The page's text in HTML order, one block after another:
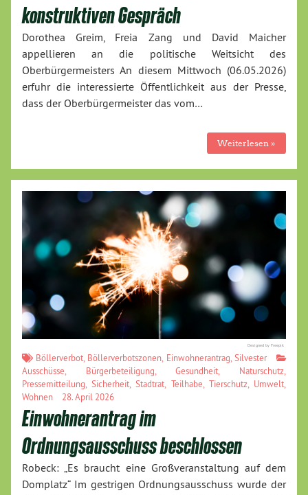
konstruktiven Gespräch
Dorothea Greim, Freia Zang und David Maicher
appellieren an die politische Weitsicht des
Oberbürgermeisters An diesem Mittwoch (06.05.2026)
erfuhr die interessierte Öffentlichkeit aus der Presse,
dass der Oberbürgermeister das vom…
Weiterlesen »
Designed by Freepik
Böllerverbot Böllerverbotszonen Einwohnerantrag Silvester
Ausschüsse
Bürgerbeteiligung ,Gesundheit Naturschutz
Pressemitteilung ,Sicherheit ,Stadtrat Teilhabe Tierschutz, Umwelt
Wohnen
28. April 2026
Einwohnerantrag im
Ordnungsausschuss beschlossen
Robeck: „Es braucht eine Großveranstaltung auf dem
Domplatz“ Im gestrigen Ordnungsausschuss wurde der